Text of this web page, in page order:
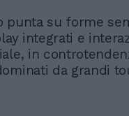
punta su forme
integrati e
in
da grandi